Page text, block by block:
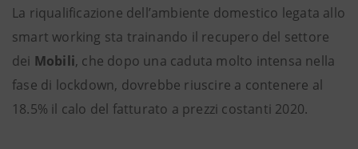
La riqualificazione dell’ambiente domestico legata allo
smart working sta trainando il recupero del settore
dei Mobili, che dopo una caduta molto intensa nella
fase di lockdown, dovrebbe riuscire a contenere al
18.5% il calo del fatturato a prezzi costanti 2020.